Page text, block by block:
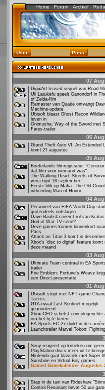
Home Forum Archief
User: Pass:
07
DigixArt teased sequel van Road 96
Uli Latukefu speelt Ganondorf in
of Zelda-film
Remaster van Quake ontvangt
Machine-update
Ubisoft blaast Ghost Recon
leven in
Onimusha: Way of the Sword met
Fates-trailer
06
Grand Theft Auto VI: An Extended
komt 27 augustus
05
Borderlands filmregisseur:
dat film voor niemand was"
The Walking Dead: Streets of
verschijnt 18 september
Eerste blik op Mafia: The Old
uitbreiding Man of Honor
04
Personeel van FIFA World Cup
grotendeels ontslagen
Dave Bautista neemt rol van
God of War TV-serie?
Deze games komen binnenkort
Pass
Attack on Titan 3 komt in december
Xbox’s ‘disc to digital’ feature komt
deze maand
03
Ultimate Team centraal in EA
trailer
Fire Emblem: Fortune's Weave
een Direct-presentatie
01
Ubisoft stopt met NFT-game
Tactics
GTA-rivaal Last Sentinel mogelijk
geannuleerd
Xbox-CEO schetst consolegerichte
om het tij te keren
EA Sports FC 27 duikt in de carrière
Launchtrailer Marvel Tokon:
Sony reageert op kritieken om geen
PlayStation-discs meer uit te
Nintendo gaat klassiek met Super
Sunshine en Virtual Boy games
Gamed Gamekalender Augustus
Stap in de taxi van Rideshare
Control Resonant bevat 50 uur